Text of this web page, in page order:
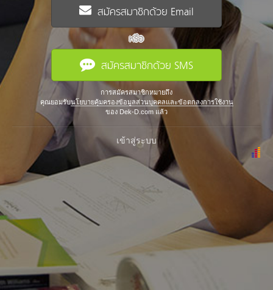
สมัครสมาชิกด้วย Email
หรือ
สมัครสมาชิกด้วย SMS
การสมัครสมาชิกหมายถึง
คุณยอมรับนโยบายคุ้มครองข้อมูลส่วนบุคคลและข้อตกลงการใช้งาน
ของ Dek-D.com แล้ว
เข้าสู่ระบบ